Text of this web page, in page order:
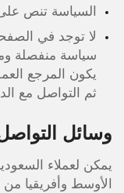
السياسة تنص
لا توجد في
سياسة منفصلة
يكون المرجع
ثم التواصل مع
وسائل
يمكن لعملاء
الأوسط وأفريقيا